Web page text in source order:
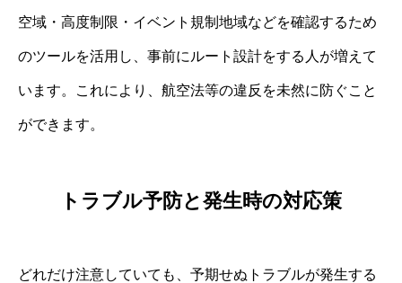
空域・高度制限・イベント規制地域などを確認するため
のツールを活用し、事前にルート設計をする人が増えて
います。これにより、航空法等の違反を未然に防ぐこと
ができます。
トラブル予防と発生時の対応策
どれだけ注意していても、予期せぬトラブルが発生する